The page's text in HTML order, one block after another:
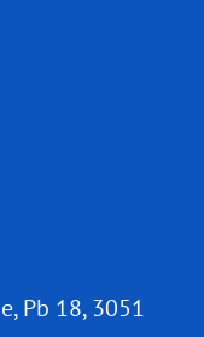
Pb 18, 3051